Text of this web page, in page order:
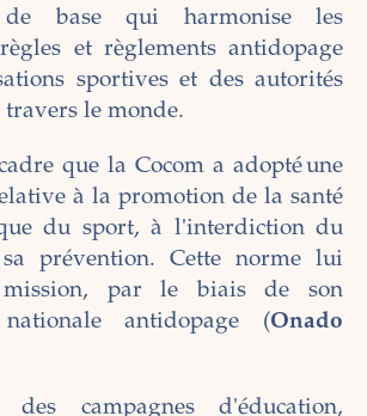
de base qui harmonise les
et règlements antidopage
sportives et des autorités
le monde.
que la Cocom a adopté une
à la promotion de la santé
du sport, à l'interdiction du
prévention. Cette norme lui
par le biais de son
antidopage (Onado
des campagnes d'éducation,